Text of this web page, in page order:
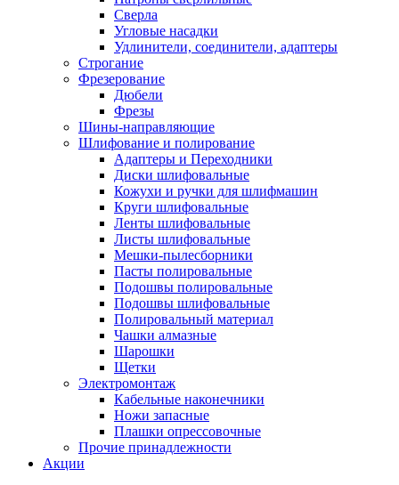
Сверла
Угловые насадки
Удлинители, соединители, адаптеры
Строгание
Фрезерование
Дюбели
Фрезы
Шины-направляющие
Шлифование и полирование
Адаптеры и Переходники
Диски шлифовальные
Кожухи и ручки для шлифмашин
Круги шлифовальные
Ленты шлифовальные
Листы шлифовальные
Мешки-пылесборники
Пасты полировальные
Подошвы полировальные
Подошвы шлифовальные
Полировальный материал
Чашки алмазные
Шарошки
Щетки
Электромонтаж
Кабельные наконечники
Ножи запасные
Плашки опрессовочные
Прочие принадлежности
Акции